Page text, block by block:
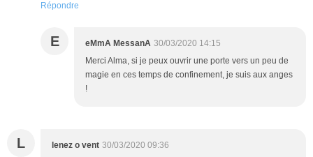
Répondre
E eMmA MessanA 30/03/2020 14:15
Merci Alma, si je peux ouvrir une porte vers un peu de
magie en ces temps de confinement, je suis aux anges
!
L lenez o vent 30/03/2020 09:36